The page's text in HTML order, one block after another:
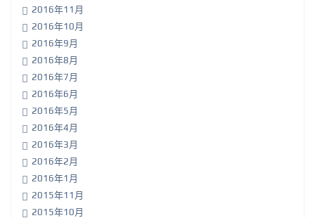
2016年11月
2016年10月
2016年9月
2016年8月
2016年7月
2016年6月
2016年5月
2016年4月
2016年3月
2016年2月
2016年1月
2015年11月
2015年10月